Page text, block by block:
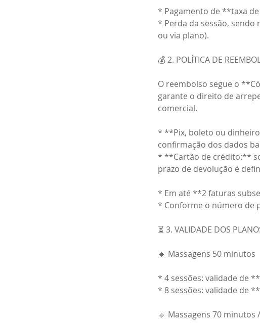
* Pagamento de **taxa
* Perda da sessão,
ou via plano).
💰 2. POLÍTICA DE
O reembolso segue o
garante o direito de
comercial.
* **Pix, boleto ou
confirmação dos dados
* **Cartão de crédito:**
prazo de devolução é
* Em até **2 faturas
* Conforme o número de
⏳ 3. VALIDADE DOS
🔹 Massagens 50 minutos
* 4 sessões: validade de
* 8 sessões: validade de
🔹 Massagens 70